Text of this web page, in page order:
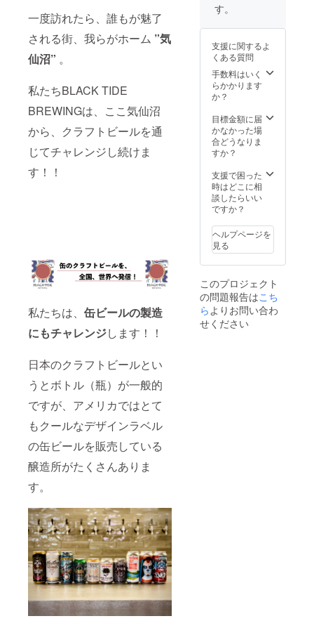
一度訪れたら、誰もが魅了
される街、我らがホーム ”気
仙沼” 。
私たちBLACK TIDE
BREWINGは、ここ気仙沼
から、クラフトビールを通
じてチャレンジし続けま
す！！
私たちは、 缶ビールの製造
にもチャレンジします！！
日本のクラフトビールとい
うとボトル（瓶）が一般的
ですが、アメリカではとて
もクールなデザインラベル
の缶ビールを販売している
醸造所がたくさんありま
す。
ます。
ツ、
パー
カー、
グラ
ス、
ターは
御来店
当日に
お渡し
す。 ※
仕込み
日、仕
込み数
シピは
別途ご
相談願
いま
※300L
以上お
求めの
方は、
別途数
人数分
ステッ
カー ×
御来店
人数分
※仕込み
数は最
大１０
名様ま
でとさ
ただき
ます。
※飲み放
題時間
間とさ
せてい
ただき
ます。
ツ、
パー
カー、
グラ
ス、
オリジ
シャツ
× 御来
店人数
分 ・オ
リジナ
カー ×
御来店
人数分
・ロゴ
リジナ
ルグラ
ス × 御
来店人
オリジ
ナル
コース
ター ×
人数分
・ロゴ
ステッ
カー ×
御来店
す。
支援に関するよ
くある質問
手数料はいく
らかかります
か？
目標金額に届
かなかった場
合どうなりま
すか？
支援で困った
時はどこに相
談したらいい
ですか？
ヘルプページを
見る
このプロジェクト
の問題報告はこち
ら よりお問い合わ
せください